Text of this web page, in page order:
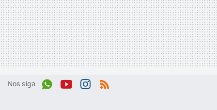
Nos siga